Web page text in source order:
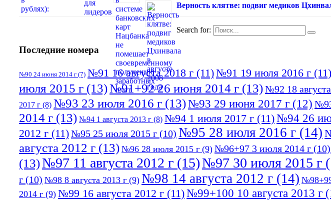
Верность клятве: подвиг медиков
Search for:
Последние номера
№90 24 июня 2014 г (7) №91 16 августа 2018 г (11)№91 19 июля 2016 г (11)
июля 2015 г (13)№91+92 26 июня 2014 г (13)№92 18
2017 г (8) №93 23 июля 2016 г (13)№93 29 июня 2017 г (12)
2014 г (13) №94 1 августа 2013 г (8) №94 1 июля 2017 г (11)№94 26
2012 г (11)№95 25 июля 2015 г (10) №95 28 июля 2016 г (14)
августа 2012 г (13) №96 28 июля 2015 г (9) №96+97 3 июля 2014 г (10)
(13)№97 11 августа 2012 г (15)№97 30 июля 2015 г
г (10) №98 8 августа 2013 г (9) №98 14 августа 2012 г (14)
2014 г (9) №99 16 августа 2012 г (11)№99+100 10 августа 2013 г